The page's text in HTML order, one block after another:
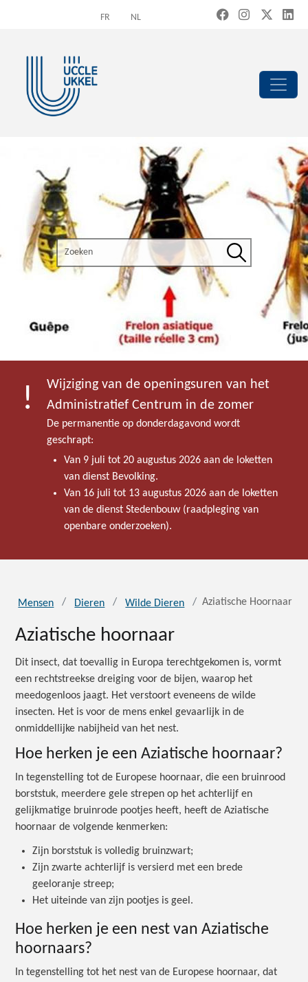
FR NL
Search the site
Zoeken
Wijziging van de openingsuren van het
Administratief Centrum in de zomer
De permanentie op donderdagavond wordt
geschrapt:
Van 9 juli tot 20 augustus 2026 aan de loketten
van dienst Bevolking.
Van 16 juli tot 13 augustus 2026 aan de loketten
van de dienst Stedenbouw (raadpleging van
openbare onderzoeken).
Mensen Dieren Wilde Dieren Aziatische Hoornaar
Aziatische hoornaar
Dit insect, dat toevallig in Europa terechtgekomen is, vormt
een rechtstreekse dreiging voor de bijen, waarop het
meedogenloos jaagt. Het verstoort eveneens de wilde
insecten. Het is voor de mens enkel gevaarlijk in de
onmiddellijke nabijheid van het nest.
Hoe herken je een Aziatische hoornaar?
In tegenstelling tot de Europese hoornaar, die een bruinrood
borststuk, meerdere gele strepen op het achterlijf en
gelijkmatige bruinrode pootjes heeft, heeft de Aziatische
hoornaar de volgende kenmerken:
Zijn borststuk is volledig bruinzwart;
Zijn zwarte achterlijf is versierd met een brede
geeloranje streep;
Het uiteinde van zijn pootjes is geel.
Hoe herken je een nest van Aziatische
hoornaars?
In tegenstelling tot het nest van de Europese hoornaar, dat